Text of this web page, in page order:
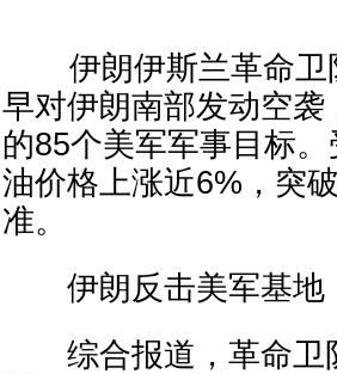
伊朗伊斯兰革命卫
早对伊朗南部发动空
的85个美军军事目标
油价格上涨近6%，突
准。
伊朗反击美军基地
综合报道，革命卫